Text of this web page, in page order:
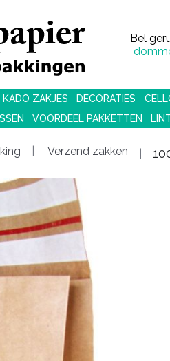
Bel
KADO ZAKJES DECORATIES
VOORDEEL PAKKETTEN
Verzend zakken